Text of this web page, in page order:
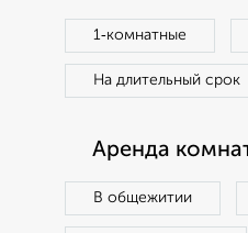
1‑комнатные
На длительный срок
Аренда
В общежитии